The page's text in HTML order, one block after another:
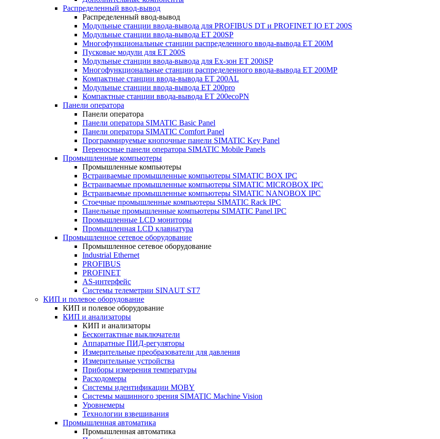
Распределенный ввод-вывод
Распределенный ввод-вывод
Модульные станции ввода-вывода для PROFIBUS DT и PROFINET IO ET 200S
Модульные станции ввода-вывода ET 200SP
Многофункциональные станции распределенного ввода-вывода ET 200M
Пусковые модули для ET 200S
Модульные станции ввода-вывода для Ex-зон ET 200iSP
Многофункциональные станции распределенного ввода-вывода ET 200MP
Компактные станции ввода-вывода ET 200AL
Модульные станции ввода-вывода ET 200pro
Компактные станции ввода-вывода ET 200ecoPN
Панели оператора
Панели оператора
Панели оператора SIMATIC Basic Panel
Панели оператора SIMATIC Comfort Panel
Программируемые кнопочные панели SIMATIC Key Panel
Переносные панели оператора SIMATIC Mobile Panels
Промышленные компьютеры
Промышленные компьютеры
Встраиваемые промышленные компьютеры SIMATIC BOX IPC
Встраиваемые промышленные компьютеры SIMATIC MICROBOX IPC
Встраиваемые промышленные компьютеры SIMATIC NANOBOX IPC
Стоечные промышленные компьютеры SIMATIC Rack IPC
Панельные промышленные компьютеры SIMATIC Panel IPC
Промышленные LCD мониторы
Промышленная LCD клавиатура
Промышленное сетевое оборудование
Промышленное сетевое оборудование
Industrial Ethernet
PROFIBUS
PROFINET
AS-интерфейс
Системы телеметрии SINAUT ST7
КИП и полевое оборудование
КИП и полевое оборудование
КИП и анализаторы
КИП и анализаторы
Бесконтактные выключатели
Аппаратные ПИД-регуляторы
Измерительные преобразователи для давления
Измерительные устройства
Приборы измерения температуры
Расходомеры
Системы идентификации MOBY
Системы машинного зрения SIMATIC Machine Vision
Уровнемеры
Технологии взвешивания
Промышленная автоматика
Промышленная автоматика